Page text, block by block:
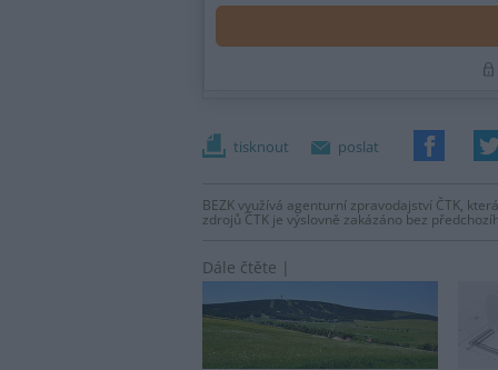
tisknout poslat
BEZK využívá agenturní zpravodajství ČTK,
zdrojů ČTK je výslovně zakázáno bez
Dále čtěte |